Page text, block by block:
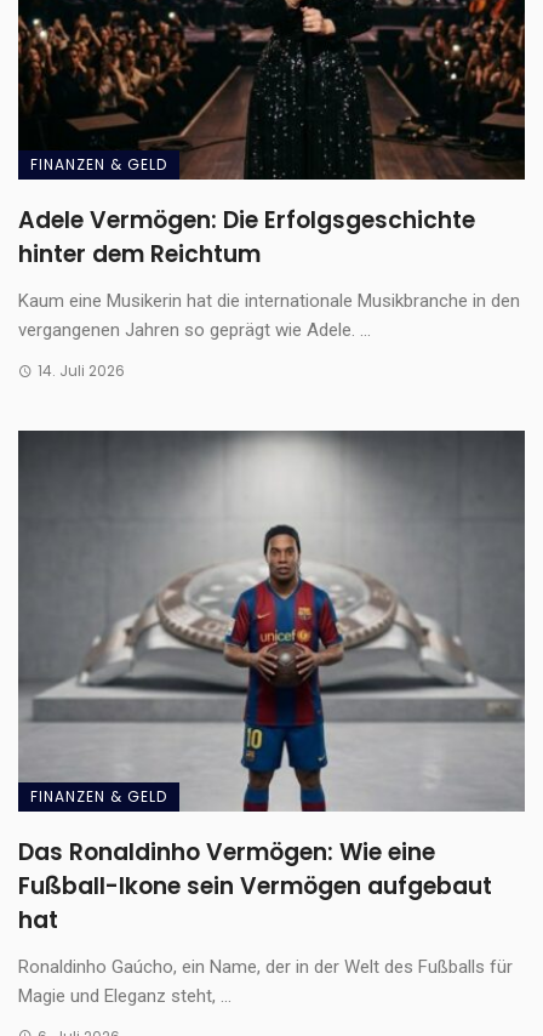
FINANZEN & GELD
Adele Vermögen: Die Erfolgsgeschichte
hinter dem Reichtum
Kaum eine Musikerin hat die internationale Musikbranche in den
vergangenen Jahren so geprägt wie Adele. ...
14. Juli 2026
FINANZEN & GELD
Das Ronaldinho Vermögen: Wie eine
Fußball-Ikone sein Vermögen aufgebaut
hat
Ronaldinho Gaúcho, ein Name, der in der Welt des Fußballs für
Magie und Eleganz steht, ...